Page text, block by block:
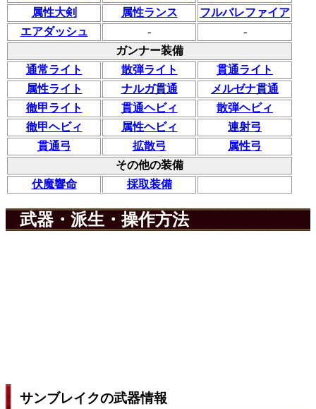
属性大剣
属性ランス
フルバレファイア
エアダッシュ
-
-
ガンナー装備
通常ライト
散弾ライト
貫通ライト
属性ライト
ナルガ貫通
メルゼナ貫通
徹甲ライト
貫通ヘビィ
散弾ヘビィ
徹甲ヘビィ
属性ヘビィ
連射弓
貫通弓
拡散弓
属性弓
その他の装備
伏魔響命
採取装備
武器・派生・操作方法
サンブレイクの武器情報